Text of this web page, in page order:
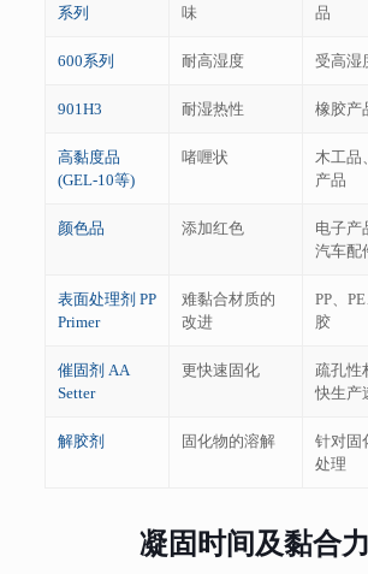
系列
味
品
600系列 耐高湿度 受高湿
901H3 耐湿热性 橡胶产
高黏度品
(GEL-10等)
啫喱状
木工品
产品
颜色品 添加红色
电子产
汽车配
表面处理剂 PP
Primer
难黏合材质的
改进
PP、
胶
催固剂 AA
Setter
更快速固化
疏孔性
快生产
解胶剂 固化物的溶解
针对固
处理
凝固时间及黏合